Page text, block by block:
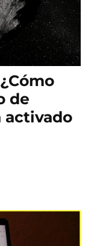
de
activado